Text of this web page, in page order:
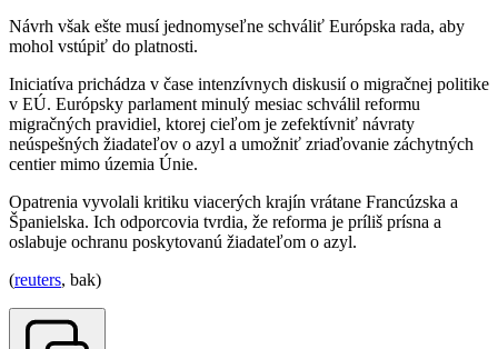
Návrh však ešte musí jednomyseľne schváliť Európska rada, aby
mohol vstúpiť do platnosti.
Iniciatíva prichádza v čase intenzívnych diskusií o migračnej politike
v EÚ. Európsky parlament minulý mesiac schválil reformu
migračných pravidiel, ktorej cieľom je zefektívniť návraty
neúspešných žiadateľov o azyl a umožniť zriaďovanie záchytných
centier mimo územia Únie.
Opatrenia vyvolali kritiku viacerých krajín vrátane Francúzska a
Španielska. Ich odporcovia tvrdia, že reforma je príliš prísna a
oslabuje ochranu poskytovanú žiadateľom o azyl.
(reuters, bak)